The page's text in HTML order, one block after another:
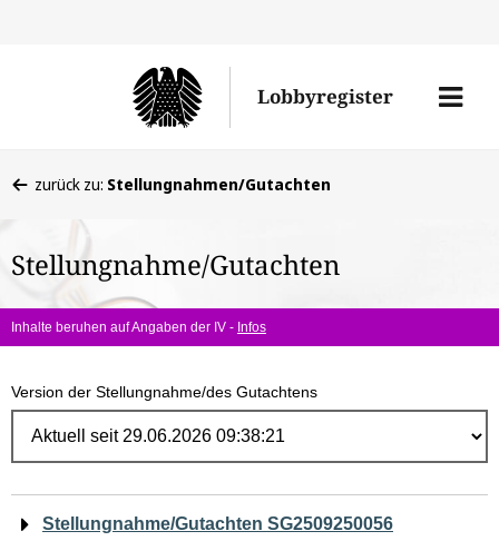
Lobbyregister
Menü
befinden
hier:
zurück zu: Stellungnahmen/Gutachten
Stellungnahme/Gutachten
Inhalte beruhen auf Angaben der IV - Infos
Version der Stellungnahme/des Gutachtens
Navigation
Stellungnahme/Gutachten SG2509250056